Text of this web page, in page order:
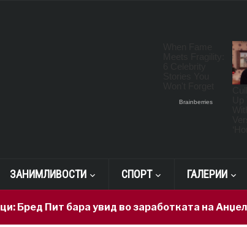
ЗАНИМЛИВОСТИ СПОРТ ГАЛЕРИИ
бара увид во заработката на Анџелина Џоли